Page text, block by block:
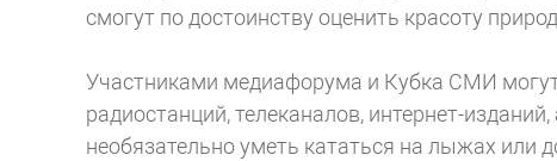
смогут по достоинству оценить красоту
Участниками медиафорума и Кубка СМИ могут
радиостанций, телеканалов, интернет-
необязательно уметь кататься на лыжах или